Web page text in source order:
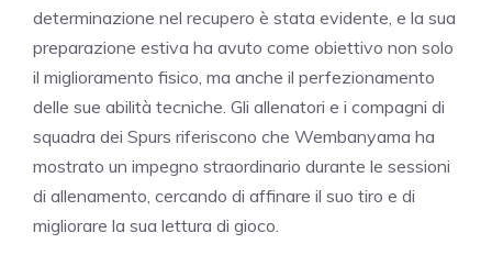
determinazione nel recupero è stata evidente, e la sua
preparazione estiva ha avuto come obiettivo non solo
il miglioramento fisico, ma anche il perfezionamento
delle sue abilità tecniche. Gli allenatori e i compagni di
squadra dei Spurs riferiscono che Wembanyama ha
mostrato un impegno straordinario durante le sessioni
di allenamento, cercando di affinare il suo tiro e di
migliorare la sua lettura di gioco.